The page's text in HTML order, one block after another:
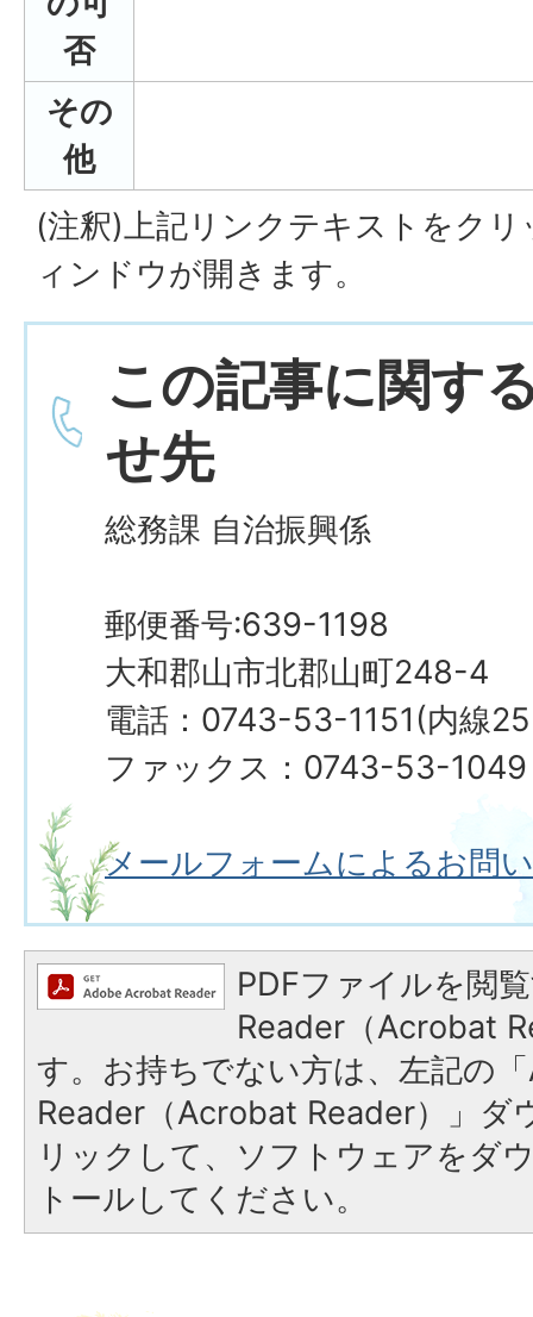
否
その
他
(注釈)上記リンクテキストをク
ィンドウが開きます。
この記事に関す
せ先
総務課 自治振興係
郵便番号:639-1198
大和郡山市北郡山町248-4
電話：0743-53-1151(内線
ファックス：0743-53-1049
メールフォームによるお問
PDFファイルを閲
Reader（Acrobat
す。お持ちでない方は、左記の
Reader（Acrobat Reader）」ダ
リックして、ソフトウェアをダ
トールしてください。